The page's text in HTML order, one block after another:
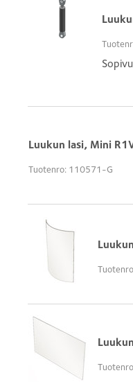
Luukun lasi, Mini
Tuotenro: 110571-G